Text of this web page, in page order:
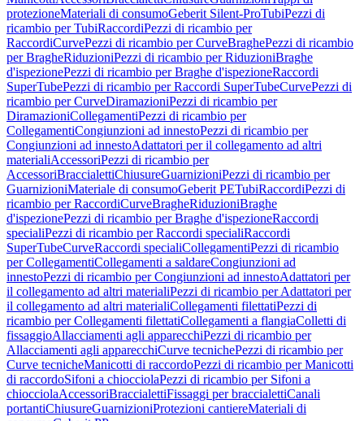
protezioneMateriali di consumoGeberit Silent-ProTubiPezzi di
ricambio per TubiRaccordiPezzi di ricambio per
RaccordiCurvePezzi di ricambio per CurveBraghePezzi di ricambio
per BragheRiduzioniPezzi di ricambio per RiduzioniBraghe
d'ispezionePezzi di ricambio per Braghe d'ispezioneRaccordi
SuperTubePezzi di ricambio per Raccordi SuperTubeCurvePezzi di
ricambio per CurveDiramazioniPezzi di ricambio per
DiramazioniCollegamentiPezzi di ricambio per
CollegamentiCongiunzioni ad innestoPezzi di ricambio per
Congiunzioni ad innestoAdattatori per il collegamento ad altri
materialiAccessoriPezzi di ricambio per
AccessoriBraccialettiChiusureGuarnizioniPezzi di ricambio per
GuarnizioniMateriale di consumoGeberit PETubiRaccordiPezzi di
ricambio per RaccordiCurveBragheRiduzioniBraghe
d'ispezionePezzi di ricambio per Braghe d'ispezioneRaccordi
specialiPezzi di ricambio per Raccordi specialiRaccordi
SuperTubeCurveRaccordi specialiCollegamentiPezzi di ricambio
per CollegamentiCollegamenti a saldareCongiunzioni ad
innestoPezzi di ricambio per Congiunzioni ad innestoAdattatori per
il collegamento ad altri materialiPezzi di ricambio per Adattatori per
il collegamento ad altri materialiCollegamenti filettatiPezzi di
ricambio per Collegamenti filettatiCollegamenti a flangiaColletti di
fissaggioAllacciamenti agli apparecchiPezzi di ricambio per
Allacciamenti agli apparecchiCurve tecnichePezzi di ricambio per
Curve tecnicheManicotti di raccordoPezzi di ricambio per Manicotti
di raccordoSifoni a chiocciolaPezzi di ricambio per Sifoni a
chiocciolaAccessoriBraccialettiFissaggi per braccialettiCanali
portantiChiusureGuarnizioniProtezioni cantiereMateriali di